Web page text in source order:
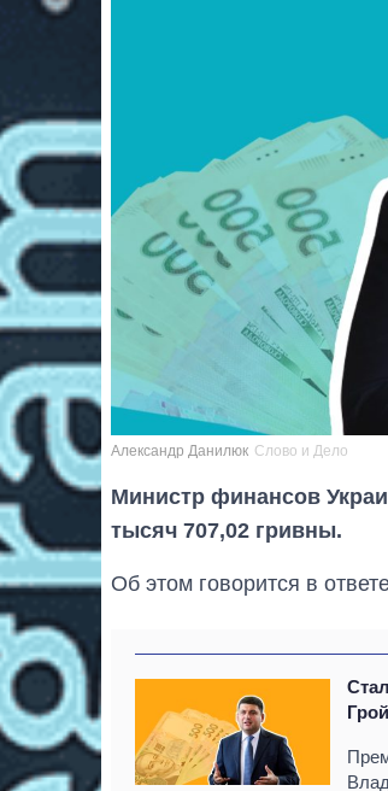
Александр Данилюк Слово и Дело
Министр финансов
тысяч 707,02 гривны.
Об этом говорится в